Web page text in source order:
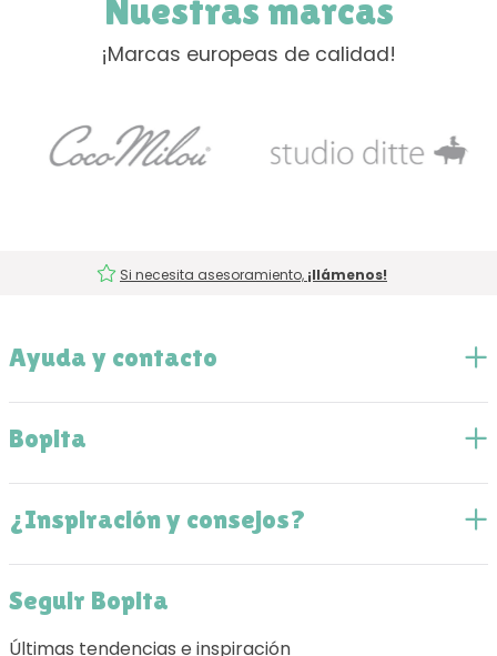
Nuestras marcas
¡Marcas europeas de calidad!
Si necesita asesoramiento, ¡llámenos!
Ayuda y contacto
Bopita
¿Inspiración y consejos?
Seguir Bopita
Últimas tendencias e inspiración